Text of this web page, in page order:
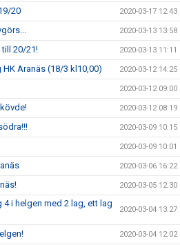
20 2020-03-17 12:43
2020-03-13 13:58
20/21! 2020-03-13 11:11
Aranäs (18/3 kl10,00) 2020-03-12 14:25
2020-03-12 09:00
2020-03-12 08:19
2020-03-09 10:15
2020-03-09 10:01
2020-03-06 16:22
2020-03-05 12:30
4 i helgen med 2 lag, ett lag
2020-03-04 13:27
2020-03-04 12:02